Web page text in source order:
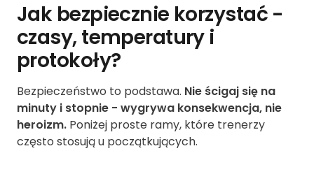
Jak bezpiecznie korzystać -
czasy, temperatury i
protokoły?
Bezpieczeństwo to podstawa. Nie ścigaj się na
minuty i stopnie - wygrywa konsekwencja, nie
heroizm. Poniżej proste ramy, które trenerzy
często stosują u początkujących.